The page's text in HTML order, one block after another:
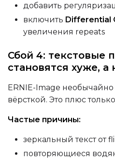
добавить
включить Differential
увеличения repeats
Сбой 4: текстовые
становятся хуже, а
ERNIE-Image
вёрсткой. Это плюс
Частые причины:
зеркальный текст от
повторяющиеся